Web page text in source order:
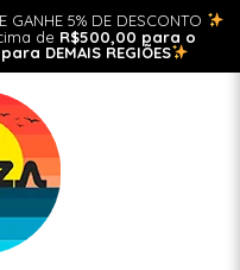
E GANHE 5% DE DESCONTO
de R$500,00 para o
DEMAIS REGIÕES